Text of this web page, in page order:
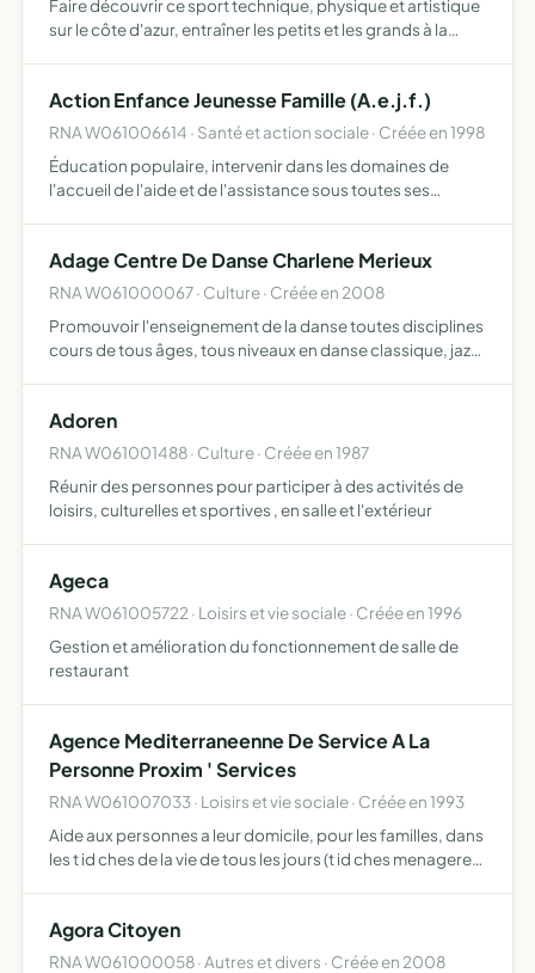
Faire découvrir ce sport technique, physique et artistique
sur le côte d'azur, entraîner les petits et les grands à la
Action Enfance Jeunesse Famille (A.e.j.f.)
RNA W061006614 · Santé et action sociale · Créée en 1998
Éducation populaire, intervenir dans les domaines de
l'accueil de l'aide et de l'assistance sous toutes ses
favorise…
Adage Centre De Danse Charlene Merieux
RNA W061000067 · Culture · Créée en 2008
Promouvoir l'enseignement de la danse toutes disciplines
cours de tous âges, tous niveaux en danse classique, jazz,
Adoren
RNA W061001488 · Culture · Créée en 1987
Réunir des personnes pour participer à des activités de
loisirs, culturelles et sportives , en salle et l'extérieur
Ageca
RNA W061005722 · Loisirs et vie sociale · Créée en 1996
Gestion et amélioration du fonctionnement de salle de
restaurant
Agence Mediterraneenne De Service A La
Personne Proxim ' Services
RNA W061007033 · Loisirs et vie sociale · Créée en 1993
Aide aux personnes a leur domicile, pour les familles, dans
les t id ches de la vie de tous les jours (t id ches menageres,
Agora Citoyen
RNA W061000058 · Autres et divers · Créée en 2008